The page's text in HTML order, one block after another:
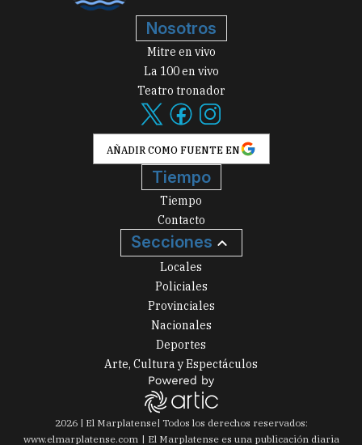
Nosotros
Mitre en vivo
La 100 en vivo
Teatro tronador
AÑADIR COMO FUENTE EN
Tiempo
Tiempo
Contacto
Secciones
Locales
Policiales
Provinciales
Nacionales
Deportes
Arte, Cultura y Espectáculos
2026| El Marplatense| Todos los derechos reservados:
www.elmarplatense.com El Marplatense es una publicación diaria